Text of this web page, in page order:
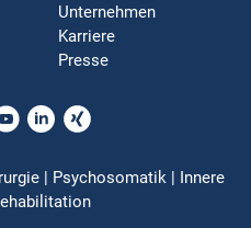
Unternehmen
Karriere
Presse
| Psychosomatik | Innere